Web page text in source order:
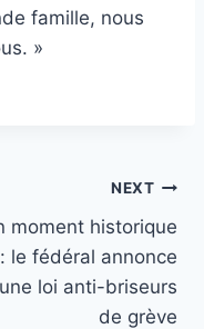
famille, nous
»
NEXT
moment historique
: le fédéral annonce
une loi anti-briseurs
de grève